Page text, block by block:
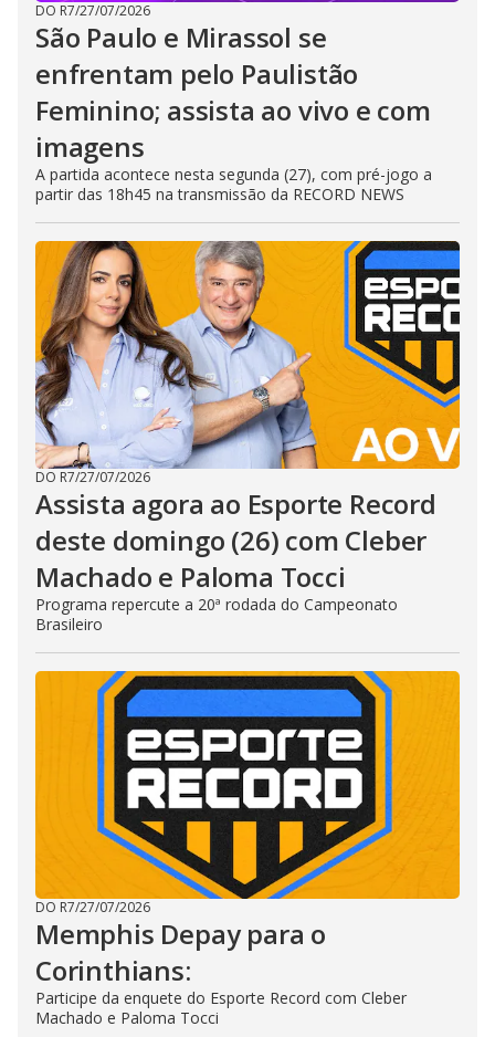
DO R7/27/07/2026
São Paulo e Mirassol se
enfrentam pelo Paulistão
Feminino; assista ao vivo e com
imagens
A partida acontece nesta segunda (27), com pré-jogo a
partir das 18h45 na transmissão da RECORD NEWS
DO R7/27/07/2026
Assista agora ao Esporte Record
deste domingo (26) com Cleber
Machado e Paloma Tocci
Programa repercute a 20ª rodada do Campeonato
Brasileiro
DO R7/27/07/2026
Memphis Depay para o
Corinthians:
Participe da enquete do Esporte Record com Cleber
Machado e Paloma Tocci